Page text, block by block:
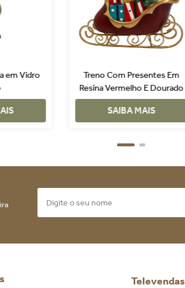
em Vidro
Treno Com Presentes Em
Resina Vermelho E Dourado
SAIBA MAIS
Televendas